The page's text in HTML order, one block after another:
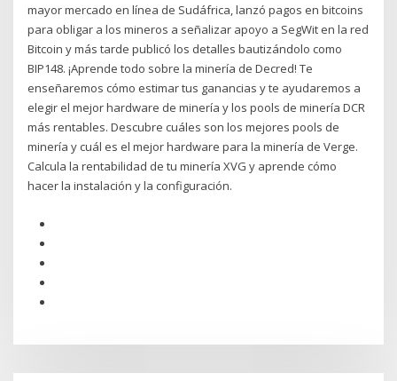
mayor mercado en línea de Sudáfrica, lanzó pagos en bitcoins
para obligar a los mineros a señalizar apoyo a SegWit en la red
Bitcoin y más tarde publicó los detalles bautizándolo como
BIP148. ¡Aprende todo sobre la minería de Decred! Te
enseñaremos cómo estimar tus ganancias y te ayudaremos a
elegir el mejor hardware de minería y los pools de minería DCR
más rentables. Descubre cuáles son los mejores pools de
minería y cuál es el mejor hardware para la minería de Verge.
Calcula la rentabilidad de tu minería XVG y aprende cómo
hacer la instalación y la configuración.